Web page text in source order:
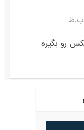
رو بگیره